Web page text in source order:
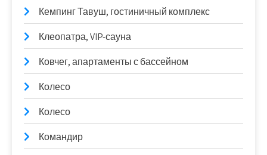
Кемпинг Тавуш, гостиничный комплекс
Клеопатра, VIP-сауна
Ковчег, апартаменты с бассейном
Колесо
Колесо
Командир